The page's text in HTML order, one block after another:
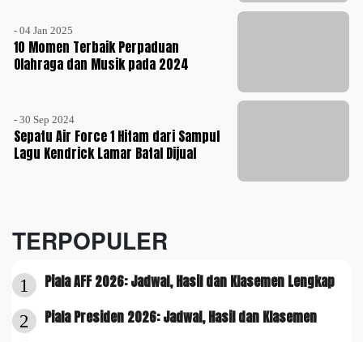
- 04 Jan 2025
10 Momen Terbaik Perpaduan
Olahraga dan Musik pada 2024
- 30 Sep 2024
Sepatu Air Force 1 Hitam dari Sampul
Lagu Kendrick Lamar Batal Dijual
TERPOPULER
1 Piala AFF 2026: Jadwal, Hasil dan Klasemen Lengkap
2 Piala Presiden 2026: Jadwal, Hasil dan Klasemen
Indonesia
SKOR
Tentang
Kami